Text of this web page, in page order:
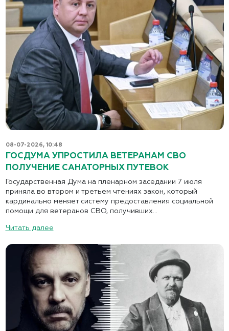
08-07-2026, 10:48
ГОСДУМА УПРОСТИЛА ВЕТЕРАНАМ СВО
ПОЛУЧЕНИЕ САНАТОРНЫХ ПУТЕВОК
Государственная Дума на пленарном заседании 7 июля
приняла во втором и третьем чтениях закон, который
кардинально меняет систему предоставления социальной
помощи для ветеранов СВО, получивших...
Читать далее